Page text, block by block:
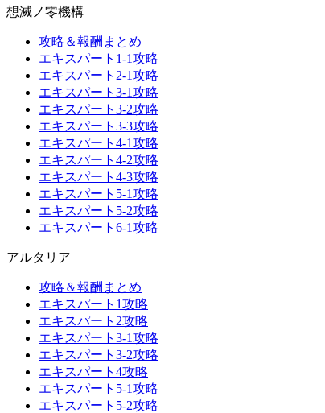
想滅ノ零機構
攻略＆報酬まとめ
エキスパート1-1攻略
エキスパート2-1攻略
エキスパート3-1攻略
エキスパート3-2攻略
エキスパート3-3攻略
エキスパート4-1攻略
エキスパート4-2攻略
エキスパート4-3攻略
エキスパート5-1攻略
エキスパート5-2攻略
エキスパート6-1攻略
アルタリア
攻略＆報酬まとめ
エキスパート1攻略
エキスパート2攻略
エキスパート3-1攻略
エキスパート3-2攻略
エキスパート4攻略
エキスパート5-1攻略
エキスパート5-2攻略